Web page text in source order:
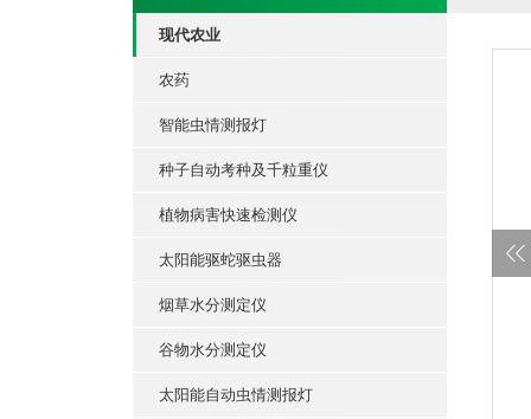
现代农业
农药
智能虫情测报灯
种子自动考种及千粒重仪
植物病害快速检测仪
太阳能驱蛇驱虫器
烟草水分测定仪
谷物水分测定仪
太阳能自动虫情测报灯